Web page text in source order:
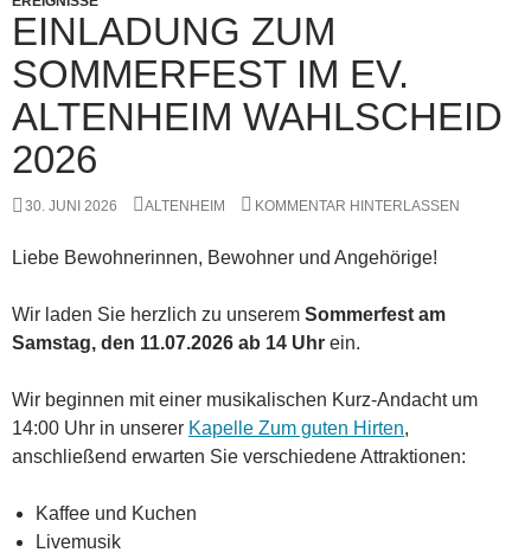
EINLADUNG ZUM
SOMMERFEST IM EV.
ALTENHEIM WAHLSCHEID
2026
30. JUNI 2026 ALTENHEIM KOMMENTAR HINTERLASSEN
Liebe Bewohnerinnen, Bewohner und Angehörige!
Wir laden Sie herzlich zu unserem Sommerfest am
Samstag, den 11.07.2026 ab 14 Uhr ein.
Wir beginnen mit einer musikalischen Kurz-Andacht um
14:00 Uhr in unserer Kapelle Zum guten Hirten,
anschließend erwarten Sie verschiedene Attraktionen:
Kaffee und Kuchen
Livemusik